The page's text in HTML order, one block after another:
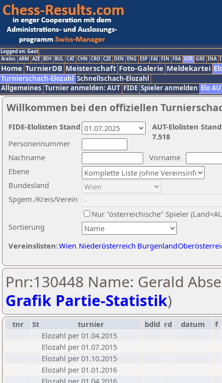
Logged on: Gast
Arabic ARM AZE BIH BUL CAT CHN CRO CZE DEN ENG ESP FAI FIN FRA GER GRE INA
Home TurnierDB Meisterschaft Foto-Galerie Meldekartei
Turnierschach-Elozahl Schnellschach-Elozahl
Allgemeines Turnier anmelden: AUT FIDE Spieler anmelden Elo
Willkommen bei den offiziellen
Nachname
Vorname
Ebene
Sortierung
Personennummer
Bundesland
Spgem./Kreis/Verein
Nur "österreichische" Spieler
Vereinslisten:Wien Niederösterreich Burgenland
AUT-Elolisten
7.518
FIDE-Elolisten Stand
Pnr:130448 Name: Gerald
Grafik Partie-Statistik)
tnr St turnier bdld rd datum
f
Elozahl per 01.04.2015
Elozahl per 01.07.2015
Elozahl per 01.10.2015
Elozahl per 01.01.2016
Elozahl per 01.04.2016